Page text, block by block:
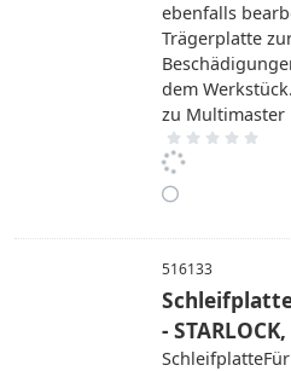
ebenfalls
Trägerplatte
dem
zu
516133
-